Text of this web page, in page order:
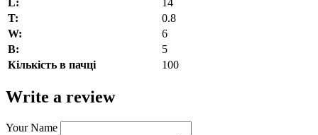
T:
0.8
W:
6
В:
5
Кількість в пачці
100
Write a review
Your Name